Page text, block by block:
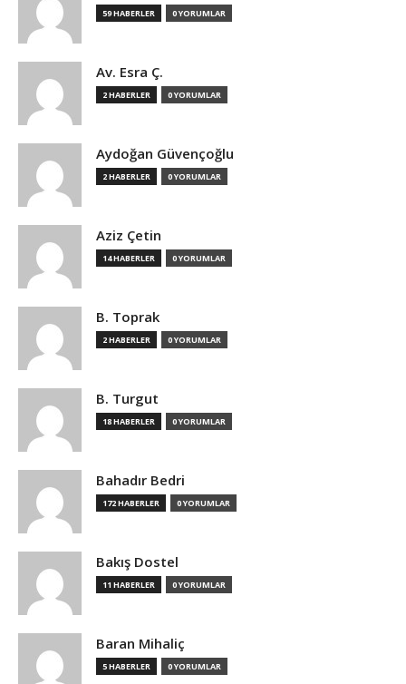
59 HABERLER 0 YORUMLAR
Av. Esra Ç.
2 HABERLER 0 YORUMLAR
Aydoğan Güvençoğlu
2 HABERLER 0 YORUMLAR
Aziz Çetin
14 HABERLER 0 YORUMLAR
B. Toprak
2 HABERLER 0 YORUMLAR
B. Turgut
18 HABERLER 0 YORUMLAR
Bahadır Bedri
172 HABERLER 0 YORUMLAR
Bakış Dostel
11 HABERLER 0 YORUMLAR
Baran Mihaliç
5 HABERLER 0 YORUMLAR